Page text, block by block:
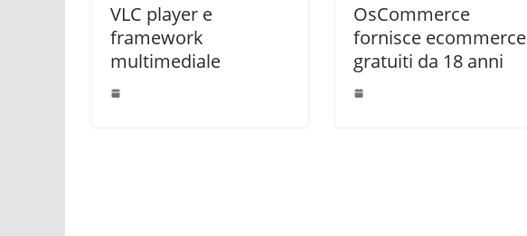
VLC player e
framework
multimediale
OsCommerce
fornisce ecommerce
gratuiti da 18 anni